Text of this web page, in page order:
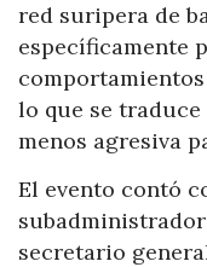
red suripera de
específicamente
lo que se traduce
menos agresiva
El evento contó
subadministrador
secretario